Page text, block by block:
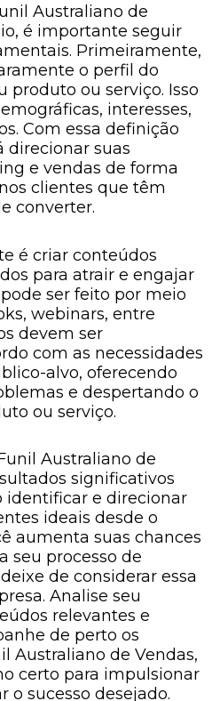
Australiano de
é importante seguir
Primeiramente,
o perfil do
produto ou serviço. Isso
interesses,
Com essa definição
direcionar suas
e vendas de forma
clientes que têm
converter.
é criar conteúdos
para atrair e engajar
ser feito por meio
webinars, entre
devem ser
com as necessidades
alvo, oferecendo
e despertando o
ou serviço.
Australiano de
significativos
identificar e direcionar
ideais desde o
aumenta suas chances
seu processo de
de considerar essa
Analise seu
relevantes e
de perto os
Australiano de Vendas,
certo para impulsionar
o sucesso desejado.